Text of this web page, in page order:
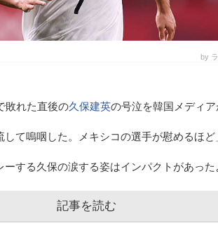
by
敗れた直後の久保建英の号泣を韓国メディ
して嗚咽した。メキシコの選手が慰めるほど
ーする久保の涙する姿はインパクトがあった
記事を読む